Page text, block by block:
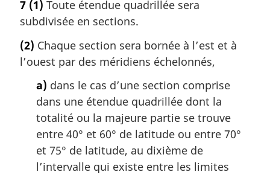
7 (1) Toute étendue quadrillée sera
subdivisée en sections.
(2) Chaque section sera bornée à l’est et à
l’ouest par des méridiens échelonnés,
a) dans le cas d’une section comprise
dans une étendue quadrillée dont la
totalité ou la majeure partie se trouve
entre 40° et 60° de latitude ou entre 70°
et 75° de latitude, au dixième de
l’intervalle qui existe entre les limites